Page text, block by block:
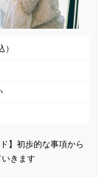
】初歩的な事項から
きます